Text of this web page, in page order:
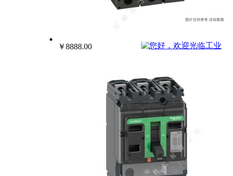
￥8888.00